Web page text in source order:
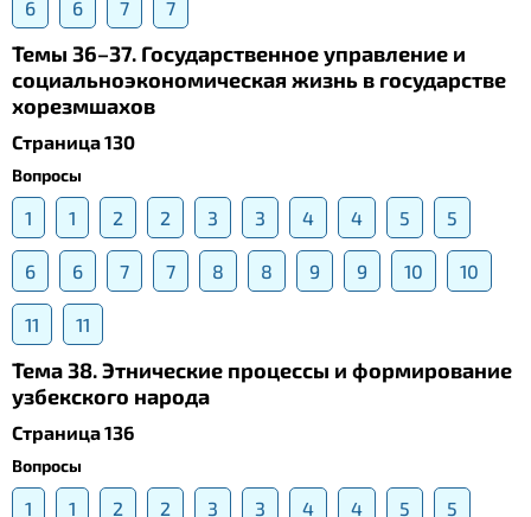
6 6 7 7
Темы 36–37. Государственное управление и
социальноэкономическая жизнь в государстве
хорезмшахов
Страница 130
Вопросы
1 1 2 2 3 3 4 4 5 5
6 6 7 7 8 8 9 9 10 10
11 11
Тема 38. Этнические процессы и формирование
узбекского народа
Страница 136
Вопросы
1 1 2 2 3 3 4 4 5 5